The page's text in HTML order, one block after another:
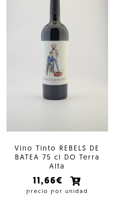
Vino Tinto REBELS DE
BATEA 75 cl DO Terra
Alta
11,66€
precio por unidad